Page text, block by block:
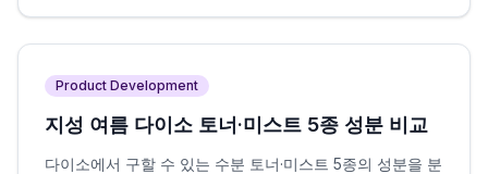
Product Development
지성 여름 다이소 토너·미스트 5종 성분 비교
다이소에서 구할 수 있는 수분 토너·미스트 5종의 성분을 분